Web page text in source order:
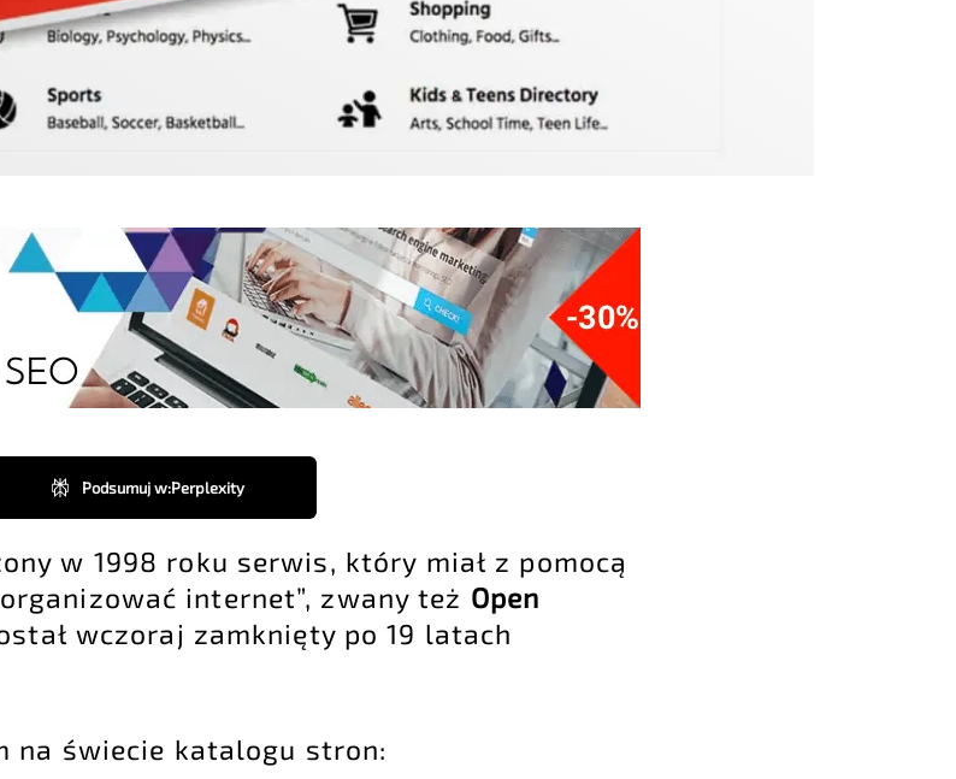
Podsumuj w:Perplexity
w 1998 roku serwis, który miał z pomocą
internet”, zwany też Open
wczoraj zamknięty po 19 latach
na świecie katalogu stron: